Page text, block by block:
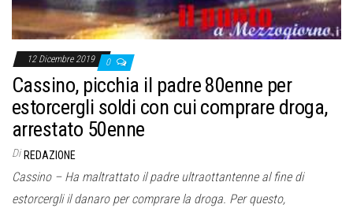
12 Dicembre 2019 0
Cassino, picchia il padre 80enne per
estorcergli soldi con cui comprare droga,
arrestato 50enne
Di REDAZIONE
Cassino – Ha maltrattato il padre ultraottantenne al fine di
estorcergli il danaro per comprare la droga. Per questo,